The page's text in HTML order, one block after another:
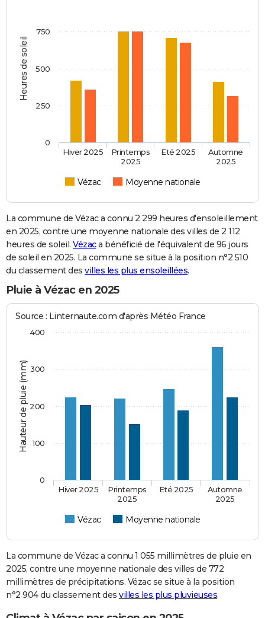
Heures de soleil
Vézac Moyenne nationale
Hiver 2025
Printemps
2025
Eté 2025
Automne
2025
0
250
500
750
La commune de Vézac a connu 2 299 heures d'ensoleillement
en 2025, contre une moyenne nationale des villes de 2 112
heures de soleil. Vézaca bénéficié de l'équivalent de 96 jours
de soleil en 2025. La commune se situe à la position n°2 510
du classement des villes les plus ensoleillées.
Pluie à Vézac en 2025
Hauteur de pluie (mm)
Source : Linternaute.com d'après Météo France
Vézac Moyenne nationale
Hiver 2025
Printemps
2025
Eté 2025
Automne
2025
0
100
200
300
400
La commune de Vézac a connu 1 055 millimètres de pluie en
2025, contre une moyenne nationale des villes de 772
millimètres de précipitations. Vézac se situe à la position
n°2 904 du classement des villes les plus pluvieuses.